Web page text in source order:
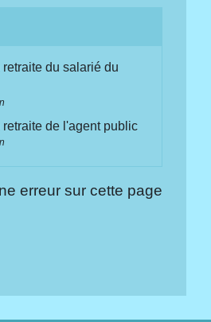
retraite du salarié du
retraite de l'agent public
erreur sur cette page